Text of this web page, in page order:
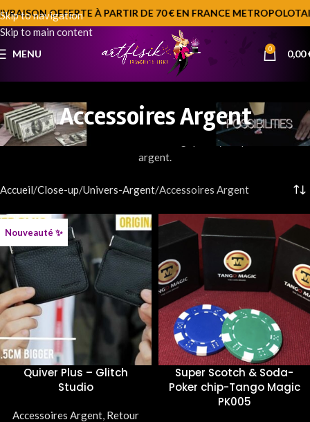
Skip to navigation
Skip to main content
OFFERTE À PARTIR DE 70 € EN FRANCE
MENU 0 0,00
Accessoires Argent
Retrouvez ici tous les accessoires magiques ayant pour thème l’
argent.
Accueil Close-up Univers-Argent Accessoires Argent
Nouveauté ✨
Quiver Plus – Glitch
Studio
Accessoires Argent, Retour
Super Scotch & Soda-
Poker chip-Tango Magic
PK005